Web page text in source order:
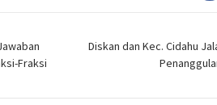
Fraksi
Diskan dan Kec. Cidahu